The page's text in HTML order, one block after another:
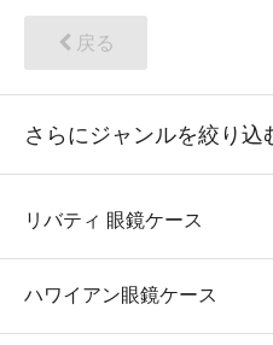
戻る
さらにジャンルを絞り込
リバティ 眼鏡ケース
ハワイアン眼鏡ケース